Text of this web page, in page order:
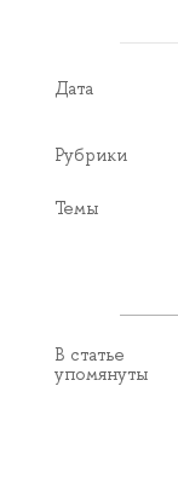
Дата
Рубрики
Темы
В статье
упомянуты